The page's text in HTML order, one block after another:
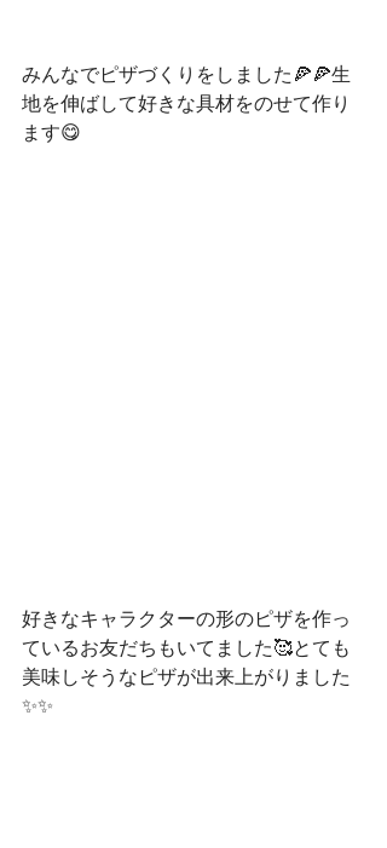
みんなでピザづくりをしました🍕🍕生
地を伸ばして好きな具材をのせて作り
ます😋
好きなキャラクターの形のピザを作っ
ているお友だちもいてました🥰とても
美味しそうなピザが出来上がりました
✨✨